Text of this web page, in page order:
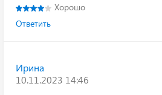
Хорошо
Ответить
Ирина
10.11.2023 14:46